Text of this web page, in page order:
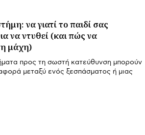
να γιατί το παιδί σας
να ντυθεί (και πώς να
μάχη)
προς τη σωστή κατεύθυνση μπορούν
μεταξύ ενός ξεσπάσματος ή μιας